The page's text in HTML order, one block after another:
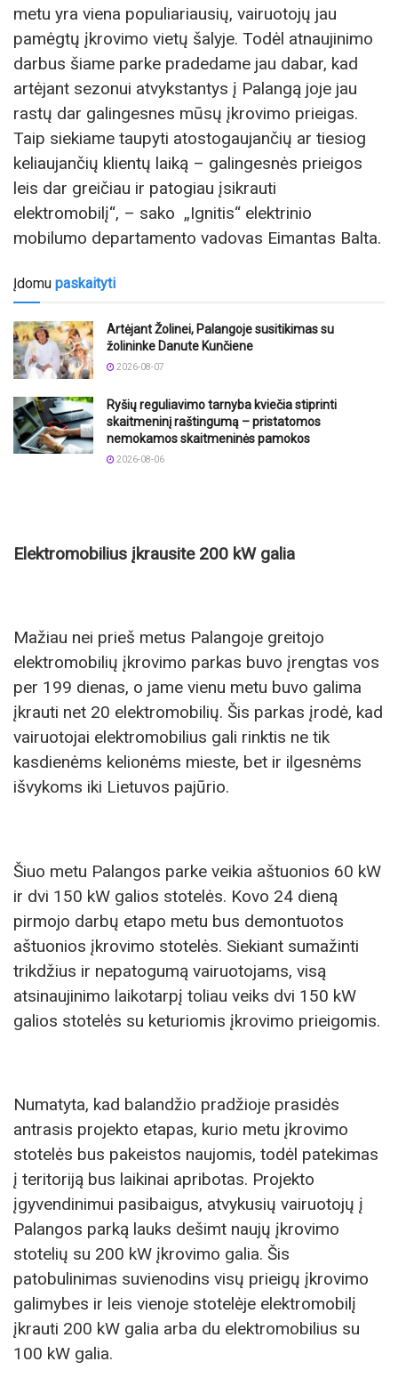
metu yra viena populiariausių, vairuotojų jau
pamėgtų įkrovimo vietų šalyje. Todėl atnaujinimo
darbus šiame parke pradedame jau dabar, kad
artėjant sezonui atvykstantys į Palangą joje jau
rastų dar galingesnes mūsų įkrovimo prieigas.
Taip siekiame taupyti atostogaujančių ar tiesiog
keliaujančių klientų laiką – galingesnės prieigos
leis dar greičiau ir patogiau įsikrauti
elektromobilį“, – sako „Ignitis“ elektrinio
mobilumo departamento vadovas Eimantas Balta.
Įdomu paskaityti
Artėjant Žolinei, Palangoje susitikimas su
žolininke Danute Kunčiene
2026-08-07
Ryšių reguliavimo tarnyba kviečia stiprinti
skaitmeninį raštingumą – pristatomos
nemokamos skaitmeninės pamokos
2026-08-06
Elektromobilius įkrausite 200 kW galia
Mažiau nei prieš metus Palangoje greitojo
elektromobilių įkrovimo parkas buvo įrengtas vos
per 199 dienas, o jame vienu metu buvo galima
įkrauti net 20 elektromobilių. Šis parkas įrodė, kad
vairuotojai elektromobilius gali rinktis ne tik
kasdienėms kelionėms mieste, bet ir ilgesnėms
išvykoms iki Lietuvos pajūrio.
Šiuo metu Palangos parke veikia aštuonios 60 kW
ir dvi 150 kW galios stotelės. Kovo 24 dieną
pirmojo darbų etapo metu bus demontuotos
aštuonios įkrovimo stotelės. Siekiant sumažinti
trikdžius ir nepatogumą vairuotojams, visą
atsinaujinimo laikotarpį toliau veiks dvi 150 kW
galios stotelės su keturiomis įkrovimo prieigomis.
Numatyta, kad balandžio pradžioje prasidės
antrasis projekto etapas, kurio metu įkrovimo
stotelės bus pakeistos naujomis, todėl patekimas
į teritoriją bus laikinai apribotas. Projekto
įgyvendinimui pasibaigus, atvykusių vairuotojų į
Palangos parką lauks dešimt naujų įkrovimo
stotelių su 200 kW įkrovimo galia. Šis
patobulinimas suvienodins visų prieigų įkrovimo
galimybes ir leis vienoje stotelėje elektromobilį
įkrauti 200 kW galia arba du elektromobilius su
100 kW galia.